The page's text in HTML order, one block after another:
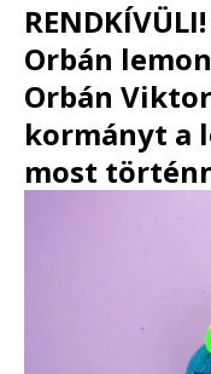
Orbán
Orbán
kormányt a
most